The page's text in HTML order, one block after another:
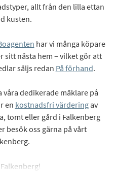
allt från den lilla ettan
kusten.
har vi många köpare
sitt nästa hem – vilket gör att
säljs redan På förhand.
dedikerade mäklare på
en kostnadsfri värderingav
tomt eller gård i Falkenberg
besök oss gärna på vårt